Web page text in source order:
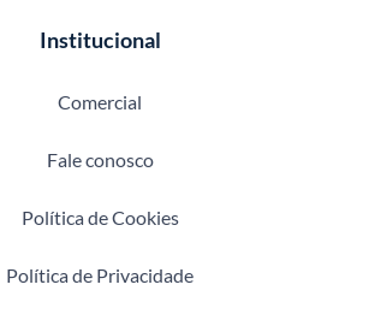
Institucional
Comercial
Fale conosco
Política de Cookies
Política de Privacidade